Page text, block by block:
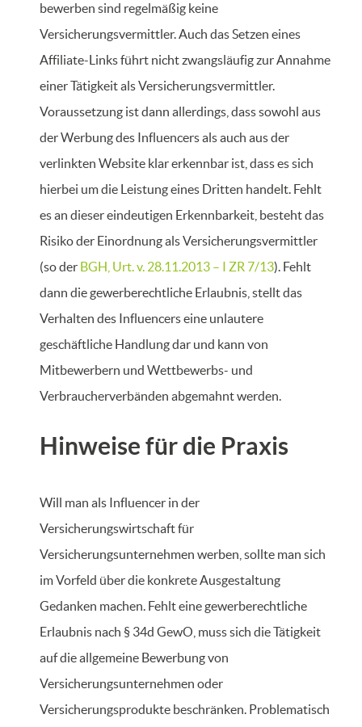
bewerben sind regelmäßig keine
Versicherungsvermittler. Auch das Setzen eines
Affiliate-Links führt nicht zwangsläufig zur Annahme
einer Tätigkeit als Versicherungsvermittler.
Voraussetzung ist dann allerdings, dass sowohl aus
der Werbung des Influencers als auch aus der
verlinkten Website klar erkennbar ist, dass es sich
hierbei um die Leistung eines Dritten handelt. Fehlt
es an dieser eindeutigen Erkennbarkeit, besteht das
Risiko der Einordnung als Versicherungsvermittler
(so der BGH, Urt. v. 28.11.2013 – I ZR 7/13). Fehlt
dann die gewerberechtliche Erlaubnis, stellt das
Verhalten des Influencers eine unlautere
geschäftliche Handlung dar und kann von
Mitbewerbern und Wettbewerbs- und
Verbraucherverbänden abgemahnt werden.
Hinweise für die Praxis
Will man als Influencer in der
Versicherungswirtschaft für
Versicherungsunternehmen werben, sollte man sich
im Vorfeld über die konkrete Ausgestaltung
Gedanken machen. Fehlt eine gewerberechtliche
Erlaubnis nach § 34d GewO, muss sich die Tätigkeit
auf die allgemeine Bewerbung von
Versicherungsunternehmen oder
Versicherungsprodukte beschränken. Problematisch